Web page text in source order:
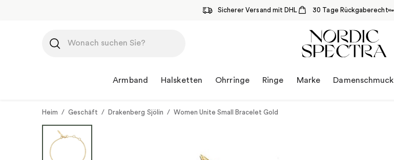
Sicherer Versand mit DHL 30 Tage Rückgaberecht
Inhalt
springen
Armband Halsketten Ohrringe Ringe Marke Damenschmuck
Heim / Geschäft / Drakenberg Sjölin / Women Unite Small Bracelet Gold